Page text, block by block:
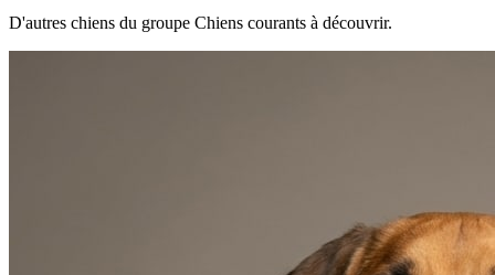
D'autres chiens du groupe Chiens courants à découvrir.